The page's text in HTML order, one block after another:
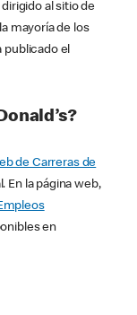
al sitio de
mayoría de los
publicado el
de Carreras de
En la página web,
en